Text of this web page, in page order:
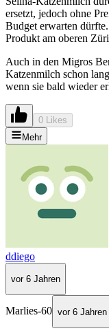
ersetzt, jedoch ohne
Budget erwarten
Produkt am oberen
Auch in den Migros
Katzenmilch schon
wenn sie bald wieder
0 Likes
Mehr
ddiego
vor 6 Jahren
Marlies-60 vor 6 Jahren